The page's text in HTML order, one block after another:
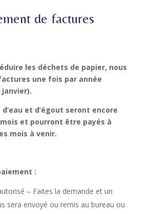
de factures
les déchets de papier, nous
une fois par année
et d’égout seront encore
et pourront être payés à
mois à venir.
:
– Faites la demande et un
sera envoyé ou remis au bureau ou